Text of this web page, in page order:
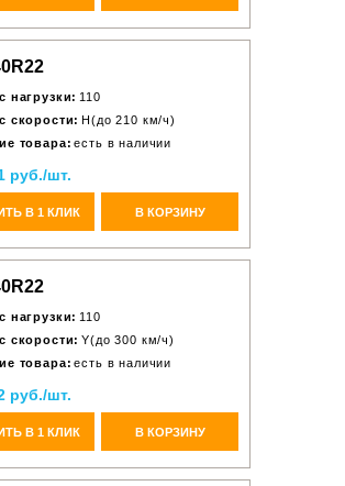
нагрузки: 110
скорости: H(до 210 км/ч)
товара: есть в наличии
руб./шт.
В 1 КЛИК В КОРЗИНУ
нагрузки: 110
скорости: Y(до 300 км/ч)
товара: есть в наличии
руб./шт.
В 1 КЛИК В КОРЗИНУ